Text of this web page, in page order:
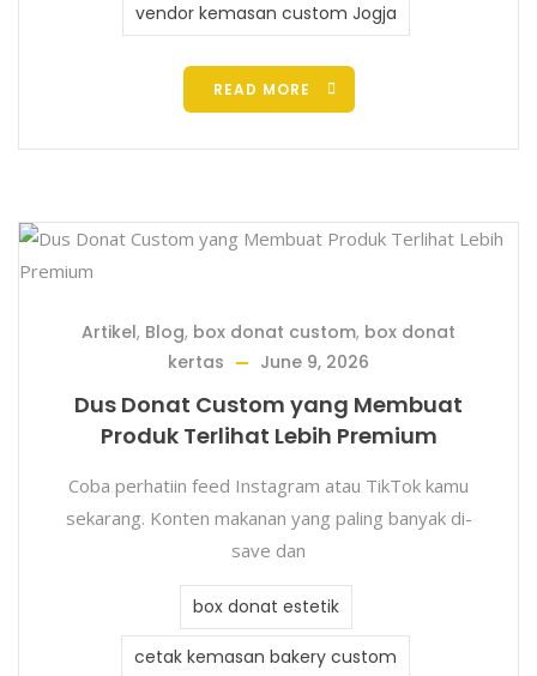
vendor kemasan custom Jogja
READ MORE
Artikel, Blog, box donat custom, box donat
kertas
June 9, 2026
Dus Donat Custom yang Membuat
Produk Terlihat Lebih Premium
Coba perhatiin feed Instagram atau TikTok kamu
sekarang. Konten makanan yang paling banyak di-
save dan
box donat estetik
cetak kemasan bakery custom